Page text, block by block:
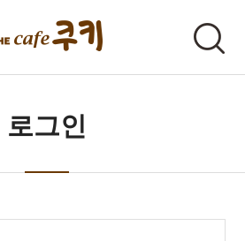
로그인